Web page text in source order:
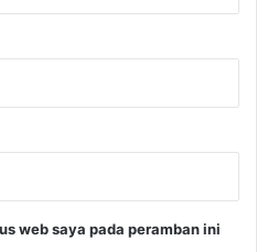
web saya pada peramban ini